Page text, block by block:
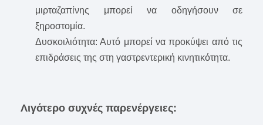
μιρταζαπίνης μπορεί να οδηγήσουν σε
ξηροστομία.
Δυσκοιλιότητα: Αυτό μπορεί να προκύψει από τις
επιδράσεις της στη γαστρεντερική κινητικότητα.
Λιγότερο συχνές παρενέργειες: